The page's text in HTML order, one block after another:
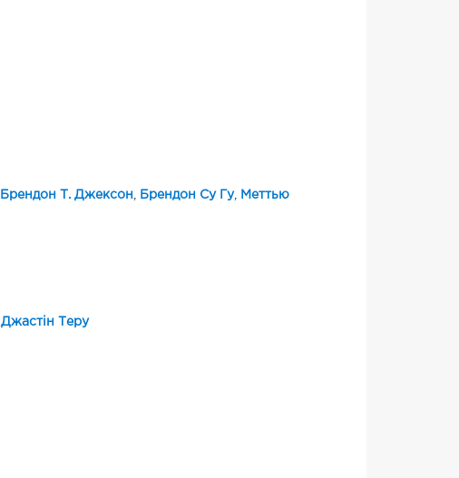
Брендон Т. Джексон Брендон Су Гу,
Меттью
Джастін Теру